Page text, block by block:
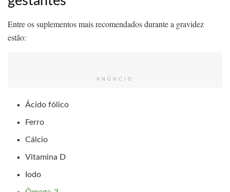
Entre os suplementos mais recomendados durante a gravidez
estão:
ANÚNCIO
Ácido fólico
Ferro
Cálcio
Vitamina D
Iodo